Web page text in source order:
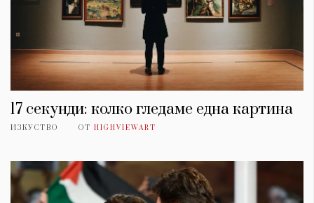
17 секунди: колко гледаме една картина
ИЗКУСТВО ОТ HIGHVIEWART